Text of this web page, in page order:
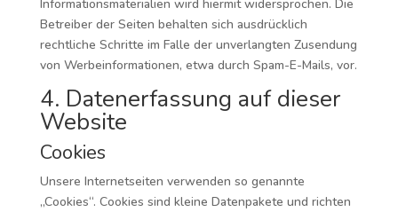
Informationsmaterialien wird hiermit widersprochen. Die
Betreiber der Seiten behalten sich ausdrücklich
rechtliche Schritte im Falle der unverlangten Zusendung
von Werbeinformationen, etwa durch Spam-E-Mails, vor.
4. Datenerfassung auf dieser
Website
Cookies
Unsere Internetseiten verwenden so genannte
„Cookies“. Cookies sind kleine Datenpakete und richten